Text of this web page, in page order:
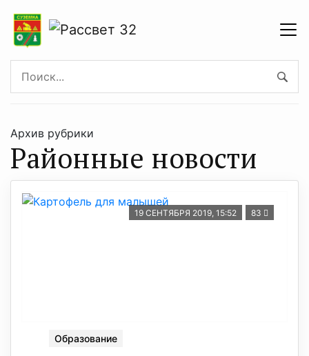
Архив рубрики
Районные новости
19 СЕНТЯБРЯ 2019, 15:52 83
Образование